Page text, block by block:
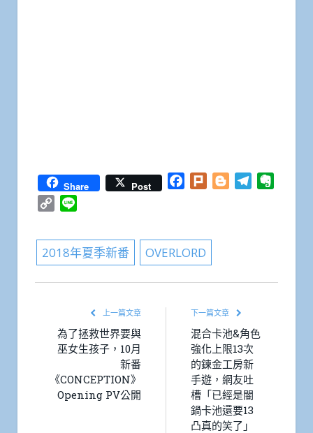
Share Post Facebook
Plurk BloggerTelegram
Copy
2018年夏季新番 OVERLORD
上一篇文章
為了拯救世界要與
巫女生孩子，10月
新番
《CONCEPTION》
Opening PV公開
下一篇文章
混合卡池&角色
強化上限13次
的鍊金工房新
手遊，網友吐
槽「已經是闇
鍋卡池還要13
凸真的笑了」